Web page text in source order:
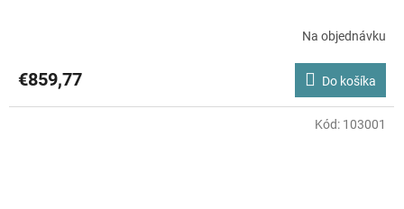
Na objednávku
€859,77 Do košíka
Kód: 103001